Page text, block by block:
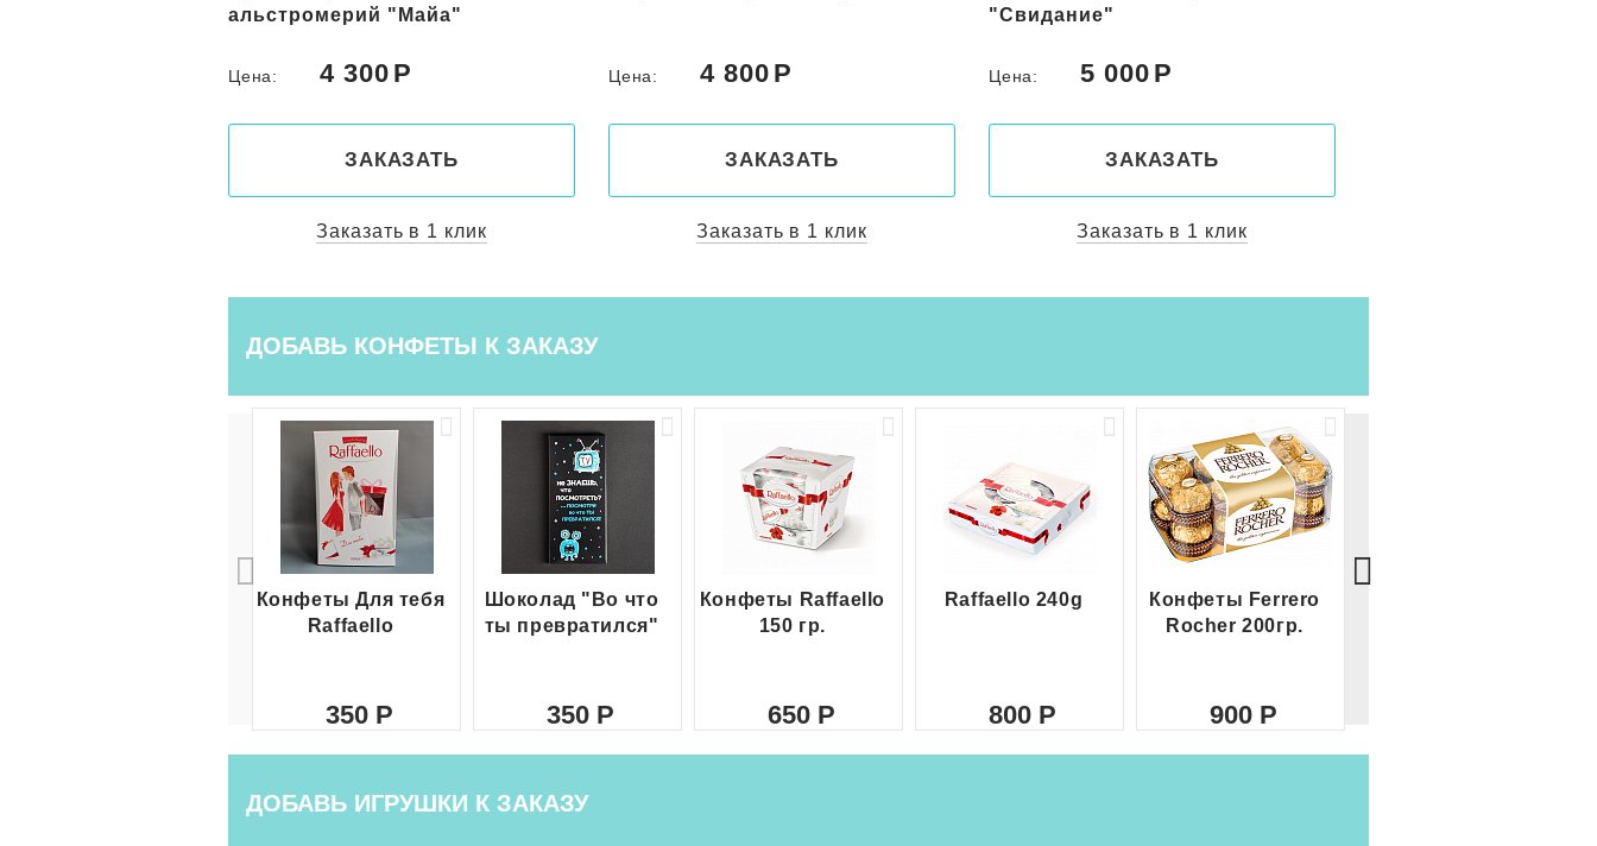
Цена: 4 800
ЗАКАЗАТЬ
Заказать в 1 клик
Цена: 5 000
ЗАКАЗАТЬ
Заказать в 1 клик
"Романс"
Цена: 5 150
ЗАКАЗАТЬ
Заказать в 1 клик
ДОБАВЬ КОНФЕТЫ К ЗАКАЗУ
Конфеты Для тебя
Raffaello
350
Шоколад "Во что
ты превратился"
350
Конфеты Raffaello
150 гр.
650
Raffaello 240g
800
Конфеты Ferrero
Rocher 200гр.
900
ДОБАВЬ ИГРУШКИ К ЗАКАЗУ